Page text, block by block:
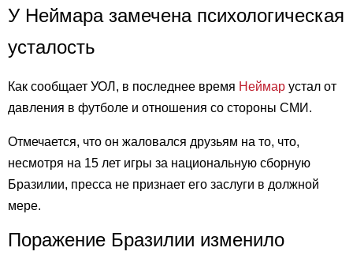
У Неймара замечена психологическая
усталость
Как сообщает УОЛ, в последнее время Неймар устал от
давления в футболе и отношения со стороны СМИ.
Отмечается, что он жаловался друзьям на то, что,
несмотря на 15 лет игры за национальную сборную
Бразилии, пресса не признает его заслуги в должной
мере.
Поражение Бразилии изменило